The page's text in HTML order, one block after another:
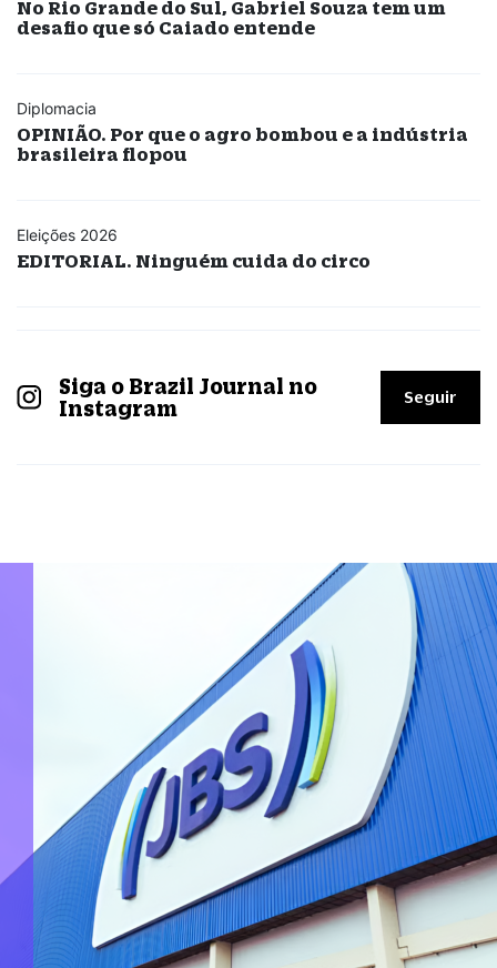
No Rio Grande do Sul, Gabriel Souza tem um
desafio que só Caiado entende
Diplomacia
OPINIÃO. Por que o agro bombou e a indústria
brasileira flopou
Eleições 2026
EDITORIAL. Ninguém cuida do circo
Siga o Brazil Journal no
Instagram
Seguir